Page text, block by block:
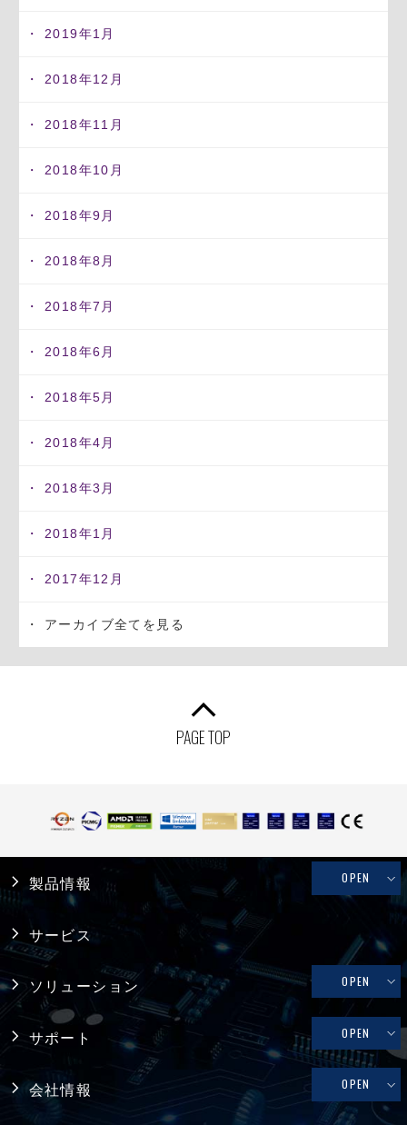
2019年1月
2018年12月
2018年11月
2018年10月
2018年9月
2018年8月
2018年7月
2018年6月
2018年5月
2018年4月
2018年3月
2018年1月
2017年12月
アーカイブ全てを見る
PAGE TOP
製品情報 OPEN
産業用PC
システム製品
産業用マザーボード
コンピュータ・オン・モジュール
シングルボードコンピュータ
サービス
ソリューション OPEN
リテール・物流
メディカル
ファクトリーオートメーション
サポート OPEN
修理依頼、技術的なお問い合わせ
会社情報 OPEN